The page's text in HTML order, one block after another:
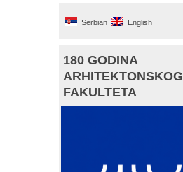
Serbian English
180 GODINA
ARHITEKTONSKOG
FAKULTETA